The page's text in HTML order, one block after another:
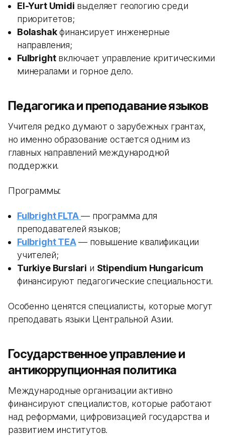
El-Yurt Umidi выделяет геологию среди
приоритетов;
Bolashakфинансирует инженерные
направления;
Fulbrightвключает управление критическими
минералами и горное дело.
Педагогика и преподавание языков
Учителя редко думают о зарубежных грантах,
но именно образование остается одним из
главных направлений международной
поддержки.
Программы:
Fulbright FLTA — программа для
преподавателей языков;
Fulbright TEA— повышение квалификации
учителей;
Turkiye Burslari и Stipendium Hungaricum
финансируют педагогические специальности.
Особенно ценятся специалисты, которые могут
преподавать языки Центральной Азии.
Государственное управление и
антикоррупционная политика
Международные организации активно
финансируют специалистов, которые работают
над реформами, цифровизацией государства и
развитием институтов.